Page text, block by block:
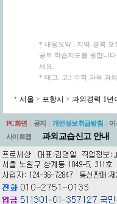
* 내용요약 : 지역-경북 포
공부 학습지도를 원합니
세요.
* 태그: 고3 수학 과목 과
서울 > 포항시 > 과외경력 1년
PC화면 공지 개인정보취급방침 이
사이트맵
과외교습신고 안내